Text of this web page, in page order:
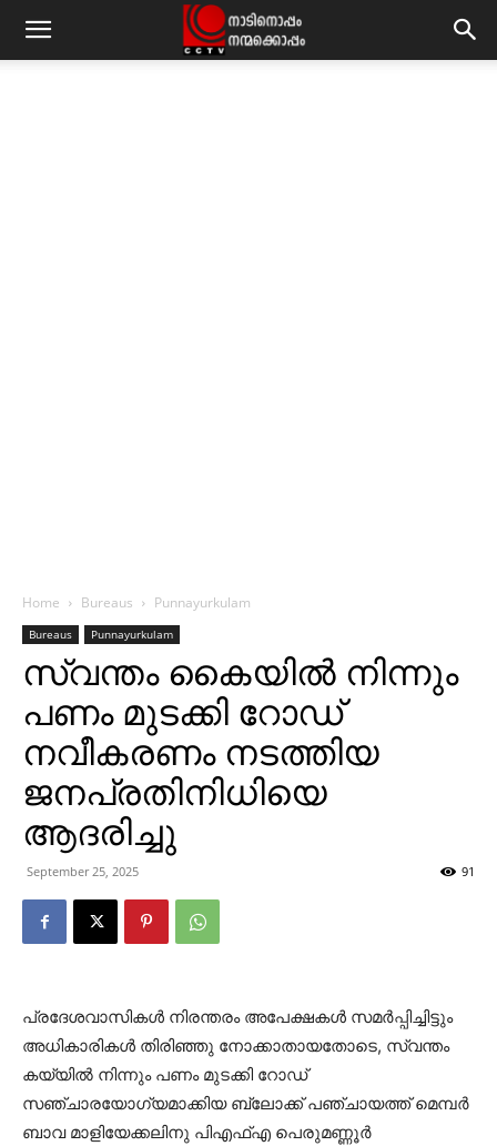
Home Bureaus Punnayurkulam
Bureaus Punnayurkulam
സ്വന്തം കൈയില്‍ നിന്നും
പണം മുടക്കി റോഡ്
നവീകരണം നടത്തിയ
ജനപ്രതിനിധിയെ
ആദരിച്ചു
September 25, 2025 91
പ്രദേശവാസികള്‍ നിരന്തരം അപേക്ഷകള്‍ സമര്‍പ്പിച്ചിട്ടും
അധികാരികള്‍ തിരിഞ്ഞു നോക്കാതായതോടെ, സ്വന്തം
കയ്യില്‍ നിന്നും പണം മുടക്കി റോഡ്
സഞ്ചാരയോഗ്യമാക്കിയ ബ്ലോക്ക് പഞ്ചായത്ത് മെമ്പര്‍
ബാവ മാളിയേക്കലിനു പിഎഫ്എ പെരുമണ്ണൂര്‍